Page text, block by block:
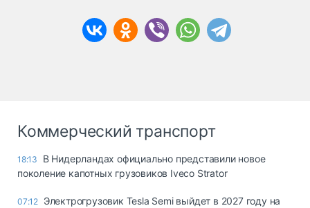
Коммерческий транспорт
18:13
В Нидерландах официально представили новое
поколение капотных грузовиков Iveco Strator
07:12 Электрогрузовик Tesla Semi выйдет в 2027 году на